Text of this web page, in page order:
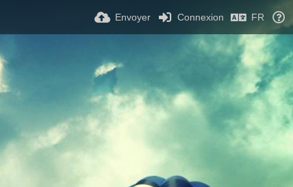
Envoyer Connexion FR